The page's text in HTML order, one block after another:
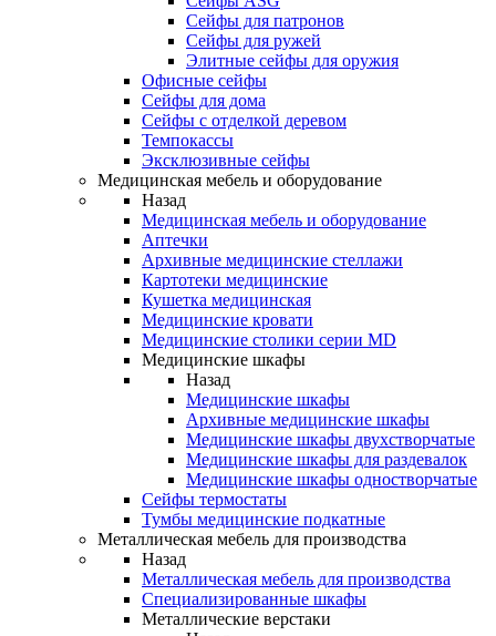
Сейфы для патронов
Сейфы для ружей
Элитные сейфы для оружия
Офисные сейфы
Сейфы для дома
Сейфы с отделкой деревом
Темпокассы
Эксклюзивные сейфы
Медицинская мебель и оборудование
Назад
Медицинская мебель и оборудование
Аптечки
Архивные медицинские стеллажи
Картотеки медицинские
Кушетка медицинская
Медицинские кровати
Медицинские столики серии MD
Медицинские шкафы
Назад
Медицинские шкафы
Архивные медицинские шкафы
Медицинские шкафы двухстворчатые
Медицинские шкафы для раздевалок
Медицинские шкафы одностворчатые
Сейфы термостаты
Тумбы медицинские подкатные
Металлическая мебель для производства
Назад
Металлическая мебель для производства
Cпециализированные шкафы
Металлические верстаки